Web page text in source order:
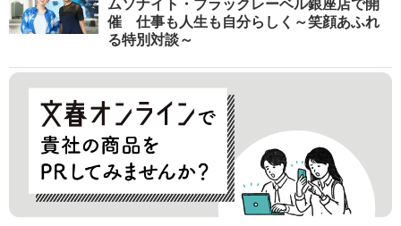
ムソナイト・ブラックレーベル銀座店で開
催 仕事も人生も自分らしく～笑顔あふれ
る特別対談～